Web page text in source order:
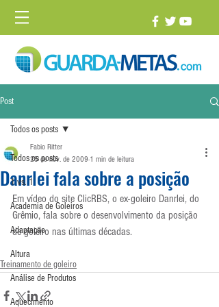
Post
Todos os posts
1 vs. 1
Academia de Goleiros
Adaptação
Altura
Análise de Produtos
Aquecimento
Todos os posts
Danrlei fala sobre a posição
Fabio Ritter
25 de nov. de 2009 1 min de leitura
Em vídeo do site ClicRBS, o ex-goleiro Danrlei, do
Grêmio, fala sobre o desenvolvimento da posição
de goleiro nas últimas décadas.
Treinamento de goleiro